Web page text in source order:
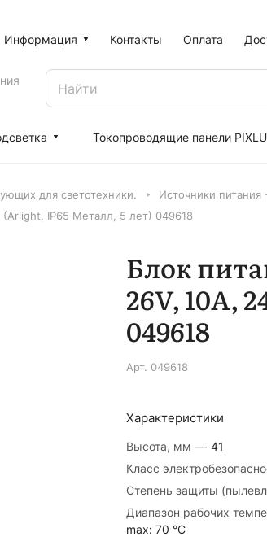
Информация Контакты Оплата
Токопроводящие панели
для светотехники.
Источники
(Arlight, IP65 Металл, 5 лет) 049618
Блок
26V, 10A,
049618
Арт. 049618
Характеристики
Высота, мм — 41
Класс
Степень защиты
Диапазон рабочих
max: 70 °C